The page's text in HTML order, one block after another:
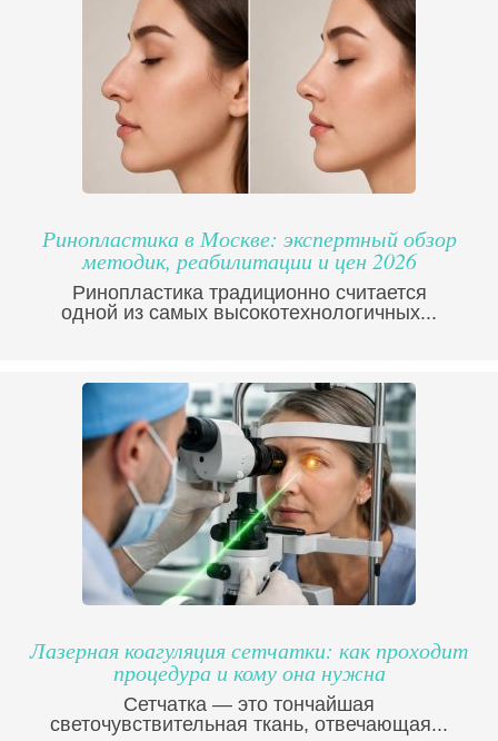
Ринопластика в Москве: экспертный обзор
методик, реабилитации и цен 2026
Ринопластика традиционно считается
одной из самых высокотехнологичных...
Лазерная коагуляция сетчатки: как проходит
процедура и кому она нужна
Сетчатка — это тончайшая
светочувствительная ткань, отвечающая...